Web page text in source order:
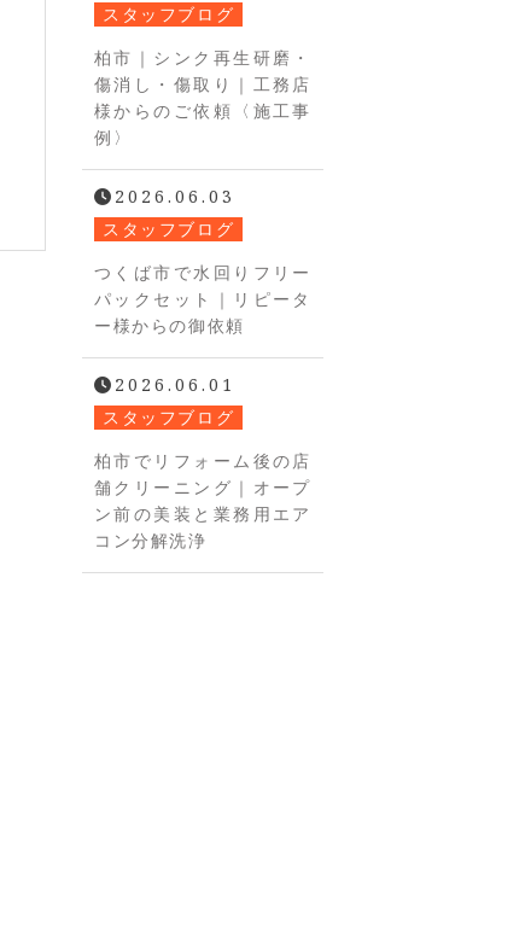
スタッフブログ
柏市｜シンク再生研磨・
傷消し・傷取り｜工務店
様からのご依頼〈施工事
例〉
2026.06.03
スタッフブログ
つくば市で水回りフリー
パックセット｜リピータ
ー様からの御依頼
2026.06.01
スタッフブログ
柏市でリフォーム後の店
舗クリーニング｜オープ
ン前の美装と業務用エア
コン分解洗浄